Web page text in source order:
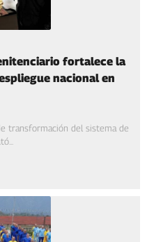
fortalece la
nacional en
transformación del sistema de